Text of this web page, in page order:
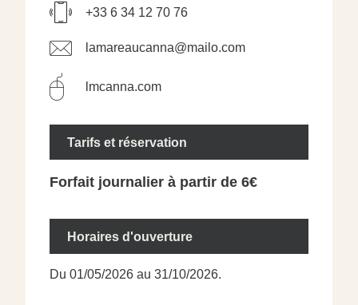
+33 6 34 12 70 76
lamareaucanna@mailo.com
lmcanna.com
Tarifs et réservation
Forfait journalier à partir de 6€
Horaires d'ouverture
Du 01/05/2026 au 31/10/2026.